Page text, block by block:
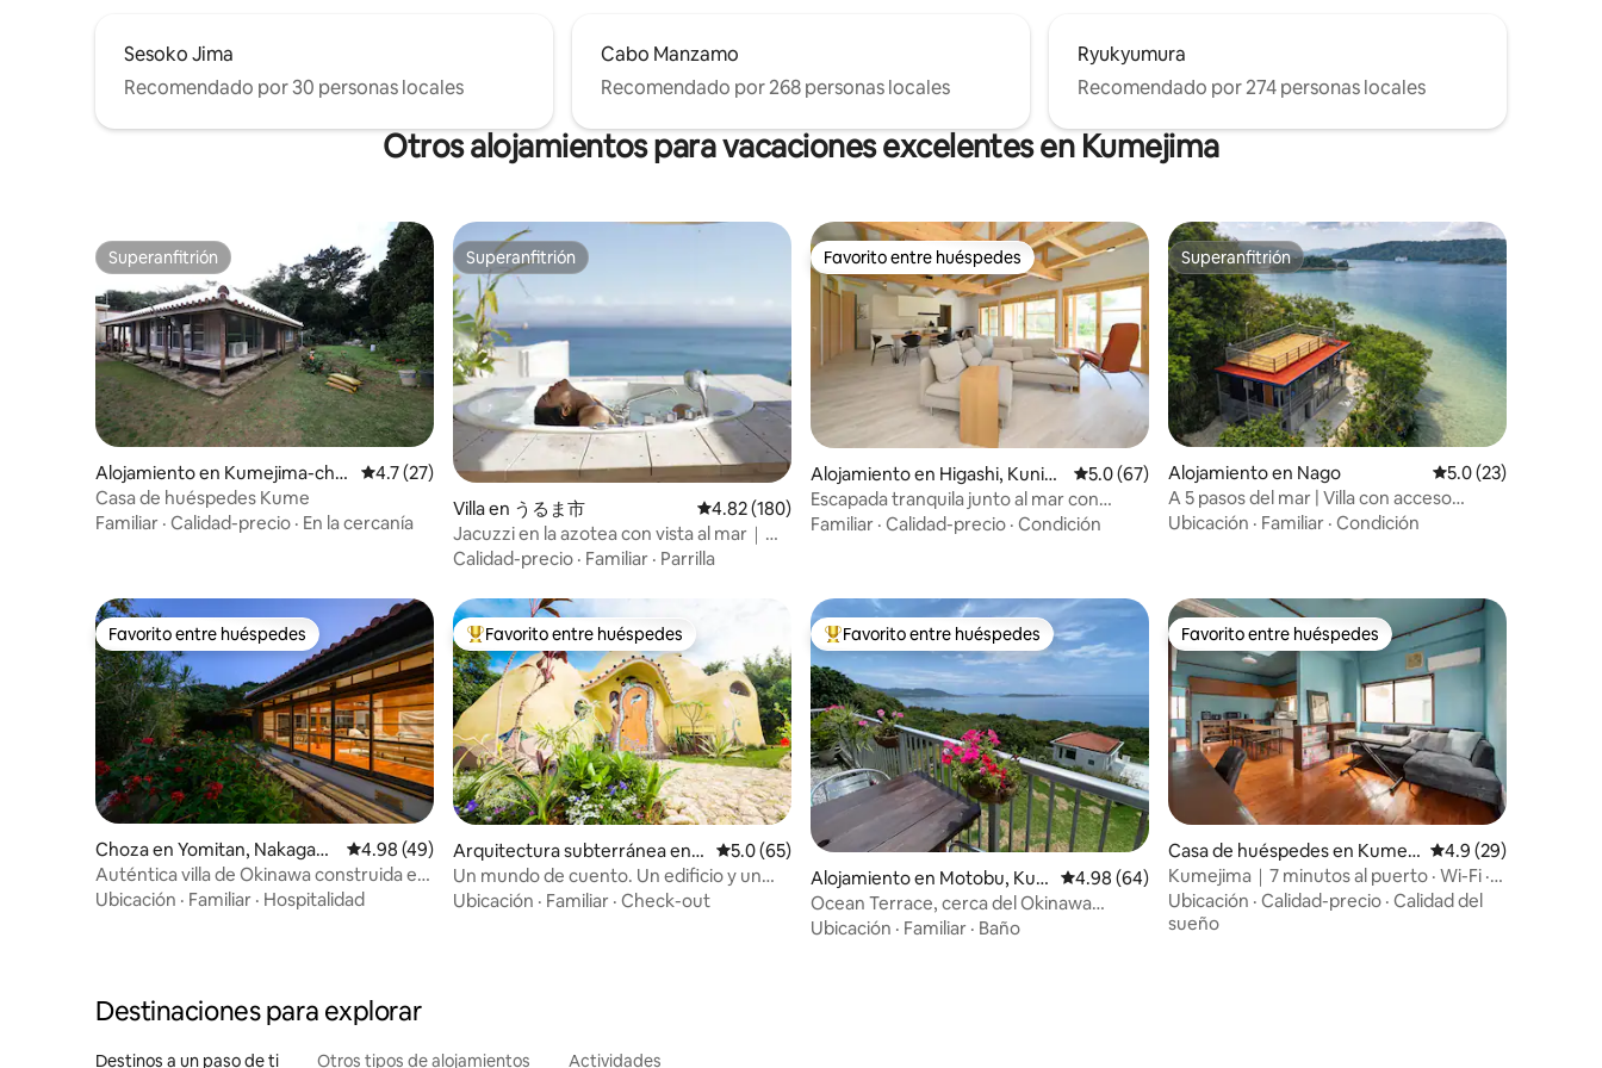
momento. No se puede alojar durante
los tifones.
de insectos y ranas se hace eco, y por la
mañana, disfruta del amanecer y pasar
un rato relajante en la posada en medio
Sesoko Jima
Recomendado por 30 personas locales
Cabo Manzamo
Recomendado por 268 personas locales
Ryukyumura
Recomendado por 274 personas locales
Otros alojamientos para vacaciones excelentes en Kumejima
Superanfitrión
Superanfitrión
Alojamiento en Kumejima-chō,
Shimajiri-gun
Calificación promedio: 4.7 de 5, 27 reseñas
4.7 (27)
Casa de huéspedes Kume
Familiar · Calidad-precio · En la cercanía
Superanfitrión
Superanfitrión
Villa en うるま市 Calificación promedio: 4.82 de 5, 180 reseñas
4.82 (180)
Jacuzzi en la azotea con vista al mar｜
Villa privada en Okinawa｜
Calidad-precio · Familiar · Parrilla
Favorito entre huéspedes
Favorito entre huéspedes
Alojamiento en Higashi, Kuniga
mi District
Calificación promedio: 5.0 de 5, 67 reseñas
5.0 (67)
Escapada tranquila junto al mar con
naturaleza y estrellas
Familiar · Calidad-precio · Condición
Superanfitrión
Superanfitrión
Alojamiento en Nago Calificación
5.0 (23)
A 5 pasos del mar | Villa con acceso
directo a playa privada | Terraza en la
Ubicación · Familiar · Condición
Favorito entre huéspedes
Favorito entre huéspedes
Choza en Yomitan, Nakagami
District
Calificación promedio: 4.98 de 5, 49 reseñas
4.98 (49)
Auténtica villa de Okinawa construida en
1957 + jardín secreto
Ubicación · Familiar · Hospitalidad
Favorito entre huéspedes preferido
Favorito entre huéspedes
Arquitectura subterránea en
Onna, Kunigami District
Calificación promedio: 5.0 de 5, 65 reseñas
5.0 (65)
Un mundo de cuento. Un edificio y un
jardín fuera de lo común. Una
Ubicación · Familiar · Check-out
Favorito entre huéspedes preferido
Favorito entre huéspedes
Alojamiento en Motobu, Kuni
gami District
Calificación promedio: 4.98 de 5, 64 reseñas
4.98 (64)
Ocean Terrace, cerca del Okinawa
Churaumi Aquarium. Alquiler parcial de la
Ubicación · Familiar · Baño
Favorito entre huéspedes
Favorito entre huéspedes
Casa de huéspedes en Kumeji
ma, Shimajiri District
Calificación
4.9 (29)
Kumejima｜7 minutos al puerto · Wi-Fi ·
Cerca de Izakayas
Ubicación · Calidad-precio · Calidad del
sueño
Destinaciones para explorar
Destinos a un paso de ti Otros tipos de alojamientos Actividades